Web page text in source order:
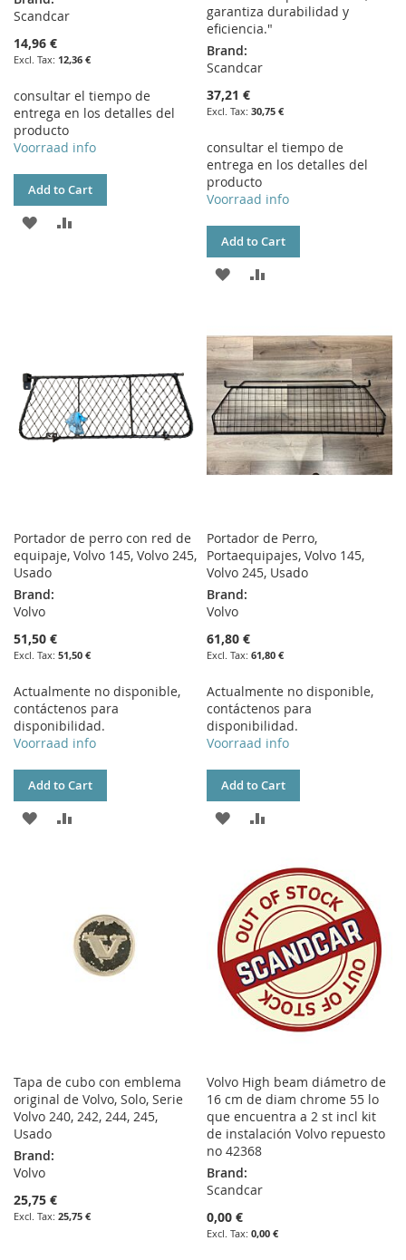
Scandcar
14,96 €
12,36 €
consultar el tiempo de
entrega en los detalles del
producto
Voorraad info
Add to Cart
ADD
garantiza durabilidad y
eficiencia."
Brand:
Scandcar
37,21 €
30,75 €
consultar el tiempo de
entrega en los detalles del
producto
Voorraad info
Add to Cart
ADD
WISH
LIST
COMPARE
Portador de perro con red de
equipaje, Volvo 145, Volvo 245,
Usado
Brand:
Volvo
51,50 €
51,50 €
Actualmente no disponible,
contáctenos para
disponibilidad.
Voorraad info
Add to Cart
ADD
Portador de Perro,
Portaequipajes, Volvo 145,
Volvo 245, Usado
Brand:
Volvo
61,80 €
61,80 €
Actualmente no disponible,
contáctenos para
disponibilidad.
Voorraad info
Add to Cart
ADD
WISH
LIST
COMPARE
Tapa de cubo con emblema
original de Volvo, Solo, Serie
Volvo 240, 242, 244, 245,
Usado
Brand:
Volvo
25,75 €
25,75 €
Volvo High beam diámetro de
16 cm de diam chrome 55 lo
que encuentra a 2 st incl kit
de instalación Volvo repuesto
no 42368
Brand:
Scandcar
0,00 €
0,00 €